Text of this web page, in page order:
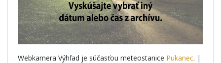
Webkamera Výhľad je súčasťou meteostanice Pukanec. |